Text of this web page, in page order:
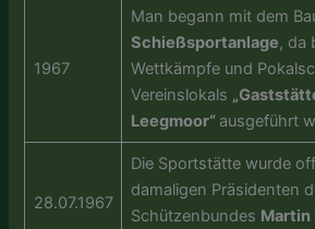
1967
Man begann mit dem
Schießsportanlage, da
Wettkämpfe und
Vereinslokals
Leegmoor“ ausgeführt
28.07.1967
Die Sportstätte wurde
damaligen Präsidenten
Schützenbundes